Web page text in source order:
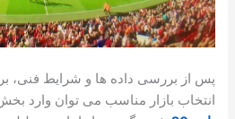
پس از بررسی داده ها و شرایط فنی،
انتخاب بازار مناسب می توان وارد